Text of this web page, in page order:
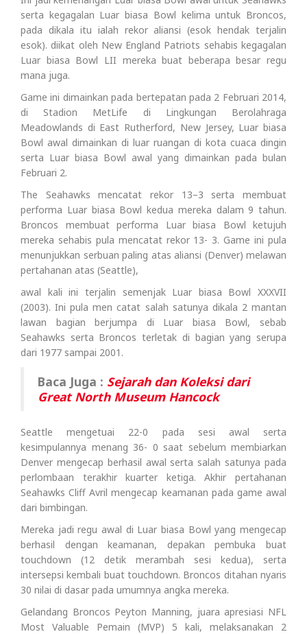
serta kegagalan Luar biasa Bowl kelima untuk Broncos,
pada dikala itu ialah rekor aliansi (esok hendak terjalin
esok). diikat oleh New England Patriots sehabis kegagalan
Luar biasa Bowl LII mereka buat beberapa besar regu
mana juga.
Game ini dimainkan pada bertepatan pada 2 Februari 2014,
di Stadion MetLife di Lingkungan Berolahraga
Meadowlands di East Rutherford, New Jersey, Luar biasa
Bowl awal dimainkan di luar ruangan di kota cuaca dingin
serta Luar biasa Bowl awal yang dimainkan pada bulan
Februari 2.
The Seahawks mencatat rekor 13–3 serta membuat
performa Luar biasa Bowl kedua mereka dalam 9 tahun.
Broncos membuat performa Luar biasa Bowl ketujuh
mereka sehabis pula mencatat rekor 13- 3. Game ini pula
menunjukkan serbuan paling atas aliansi (Denver) melawan
pertahanan atas (Seattle),
awal kali ini terjalin semenjak Luar biasa Bowl XXXVII
(2003). Ini pula men catat salah satunya dikala 2 mantan
lawan bagian berjumpa di Luar biasa Bowl, sebab
Seahawks serta Broncos terletak di bagian yang serupa
dari 1977 sampai 2001.
Baca Juga : Sejarah dan Koleksi dari
Great North Museum Hancock
Seattle mengetuai 22-0 pada sesi awal serta
kesimpulannya menang 36- 0 saat sebelum membiarkan
Denver mengecap berhasil awal serta salah satunya pada
perlombaan terakhir kuarter ketiga. Akhir pertahanan
Seahawks Cliff Avril mengecap keamanan pada game awal
dari bimbingan.
Mereka jadi regu awal di Luar biasa Bowl yang mengecap
berhasil dengan keamanan, depakan pembuka buat
touchdown (12 detik merambah sesi kedua), serta
intersepsi kembali buat touchdown. Broncos ditahan nyaris
30 nilai di dasar pada umumnya angka mereka.
Gelandang Broncos Peyton Manning, juara apresiasi NFL
Most Valuable Pemain (MVP) 5 kali, melaksanakan 2